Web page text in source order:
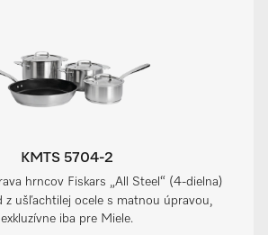
KMTS 5704-2
hrncov Fiskars „All Steel“ (4-dielna)
z ušľachtilej ocele s matnou úpravou,
exkluzívne iba pre Miele.